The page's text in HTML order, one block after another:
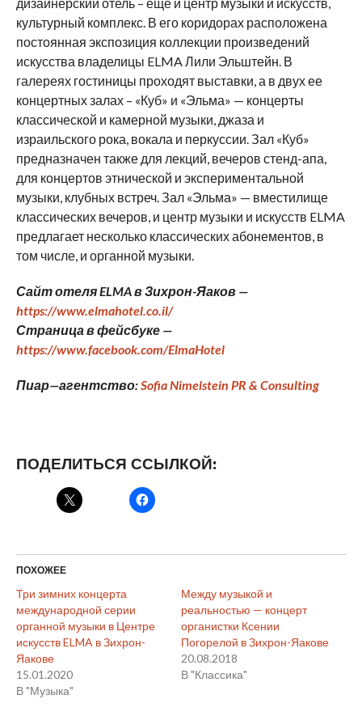
культурный комплекс. В его коридорах расположена
постоянная экспозиция коллекции произведений
искусства владелицы ELMA Лили Эльштейн. В
галереях гостиницы проходят выставки, а в двух ее
концертных залах – «Куб» и «Эльма» — концерты
классической и камерной музыки, джаза и
израильского рока, вокала и перкуссии. Зал «Куб»
предназначен также для лекций, вечеров стенд-апа,
для концертов этнической и экспериментальной
музыки, клубных встреч. Зал «Эльма» — вместилище
классических вечеров, и центр музыки и искусств ELMA
предлагает несколько классических абонементов, в
том числе, и органной музыки.
Сайт отеля ELMA в Зихрон-Яаков —
https://www.elmahotel.co.il/
Страница в фейсбуке —
https://www.facebook.com/ElmaHotel
Пиар—агентство:Sofia Nimelstein PR & Consulting
ПОДЕЛИТЬСЯ ССЫЛКОЙ:
ПОХОЖЕЕ
Три зимних концерта
международной серии
органной музыки в Центре
искусств ELMA в Зихрон-
Яакове
15.01.2020
В "Музыка"
Между музыкой и
реальностью — концерт
органистки Ксении
Погорелой в Зихрон-Яакове
20.08.2018
В "Классика"